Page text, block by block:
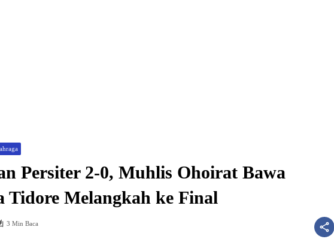
Persiter 2-0, Muhlis Ohoirat Bawa
Tidore Melangkah ke Final
3 Min Baca